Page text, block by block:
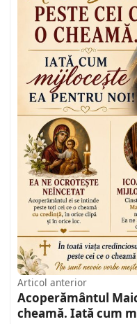
Articol anterior
Acoperământul
cheamă. Iată cum